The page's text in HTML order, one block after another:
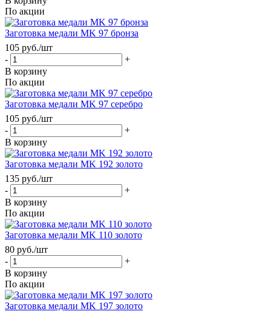
По акции
Заготовка медали MK 97 бронза
105 руб./шт
-
+
В корзину
По акции
Заготовка медали MK 97 серебро
105 руб./шт
-
+
В корзину
Заготовка медали MK 192 золото
135 руб./шт
-
+
В корзину
По акции
Заготовка медали MK 110 золото
80 руб./шт
-
+
В корзину
По акции
Заготовка медали MK 197 золото